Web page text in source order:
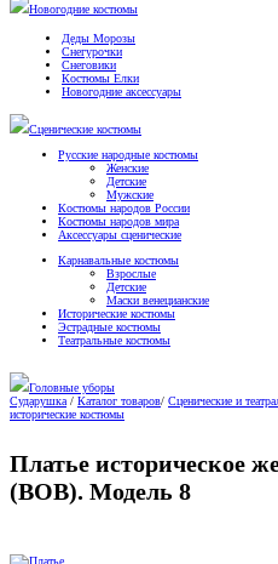
Новогодние костюмы
Деды Морозы
Снегурочки
Снеговики
Костюмы Елки
Новогодние аксессуары
Сценические костюмы
Русские народные костюмы
Женские
Детские
Мужские
Костюмы народов России
Костюмы народов мира
Аксессуары сценические
Карнавальные костюмы
Взрослые
Детские
Маски венецианские
Исторические костюмы
Эстрадные костюмы
Театральные костюмы
Головные уборы
Сударушка / Каталог товаров/ Сценические и
исторические костюмы
Платье историческое
(ВОВ). Модель 8